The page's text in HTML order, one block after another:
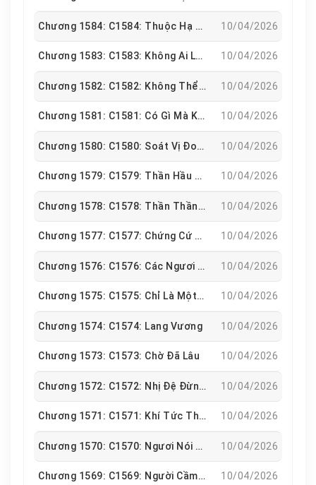
Chương 1584: C1584: Thuộc Hạ Của Ta Hiểu 10/04/2026
Chương 1583: C1583: Không Ai Là Không Phục 10/04/2026
Chương 1582: C1582: Không Thể Nào Phá Hủy Được 10/04/2026
Chương 1581: C1581: Có Gì Mà Không Thể 10/04/2026
Chương 1580: C1580: Soát Vị Đoạt Quyền 10/04/2026
Chương 1579: C1579: Thần Hầu Tuân Lệnh 10/04/2026
Chương 1578: C1578: Thần Thần Lực 10/04/2026
Chương 1577: C1577: Chứng Cứ Các Người Muốn Chính Là Cái Này 10/04/2026
Chương 1576: C1576: Các Ngươi Quả Nhiên Là Có Duyên Phận 10/04/2026
Chương 1575: C1575: Chỉ Là Một Chút Lễ Nghi Không Sao Mà 10/04/2026
Chương 1574: C1574: Lang Vương 10/04/2026
Chương 1573: C1573: Chờ Đã Lâu 10/04/2026
Chương 1572: C1572: Nhị Đệ Đừng Nói Nữa 10/04/2026
Chương 1571: C1571: Khí Tức Thật Mạnh 10/04/2026
Chương 1570: C1570: Ngươi Nói Vậy Là Có Ý Gì 10/04/2026
Chương 1569: C1569: Người Cầm Đầu Chính Là Trần Tấn 10/04/2026